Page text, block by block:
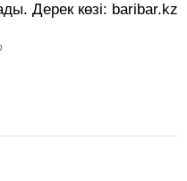
Дерек көзі: baribar.kz